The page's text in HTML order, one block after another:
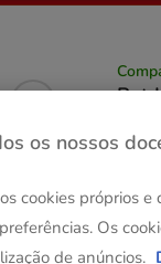
Pet
85 g
os nossos
cookies próprios e
Os
de anúncios.